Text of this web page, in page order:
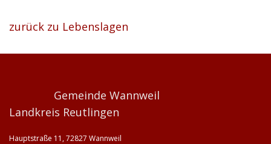
zurück zu Lebenslagen
Gemeinde Wannweil
Landkreis Reutlingen
Hauptstraße 11, 72827 Wannweil